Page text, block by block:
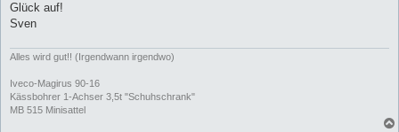
Glück auf!
Sven
Alles wird gut!! (Irgendwann irgendwo)
Iveco-Magirus 90-16
Kässbohrer 1-Achser 3,5t "Schuhschrank"
MB 515 Minisattel